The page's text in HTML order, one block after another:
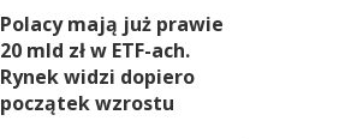
Polacy mają już prawie
20 mld zł w ETF-ach.
Rynek widzi dopiero
początek wzrostu